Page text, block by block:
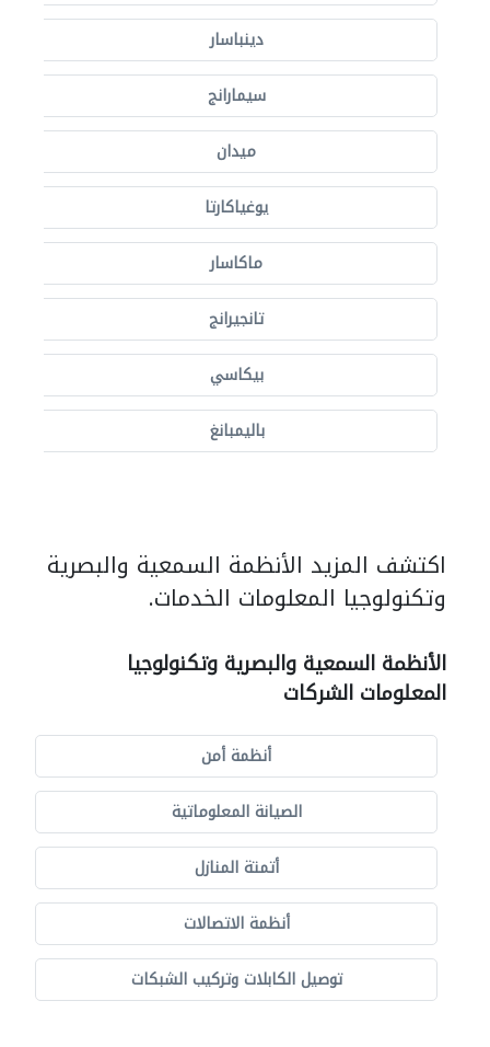
دينباسار
سيمارانج
ميدان
يوغياكارتا
ماكاسار
تانجيرانج
بيكاسي
باليمبانغ
اكتشف المزيد الأنظمة السمعية والبصرية
وتكنولوجيا المعلومات الخدمات.
الأنظمة السمعية والبصرية وتكنولوجيا
المعلومات الشركات
أنظمة أمن
الصيانة المعلوماتية
أتمتة المنازل
أنظمة الاتصالات
توصيل الكابلات وتركيب الشبكات